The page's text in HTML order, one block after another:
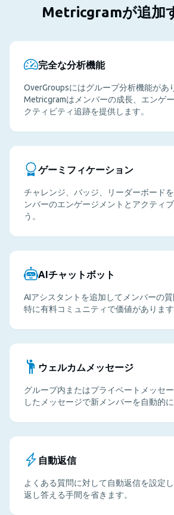
Metricgramが追加
完全な分析機能
OverGroupsにはグループ分析機能があ
Metricgramはメンバーの成長、エンゲ
クティビティ追跡を提供します。
ゲーミフィケーション
チャレンジ、バッジ、リーダーボード
ンバーのエンゲージメントとアクティ
う。
AIチャットボット
AIアシスタントを追加してメンバーの質
特に有料コミュニティで価値があります
ウェルカムメッセージ
グループ内またはプライベートメッセ
したメッセージで新メンバーを自動的に
自動返信
よくある質問に対して自動返信を設定
返し答える手間を省きます。